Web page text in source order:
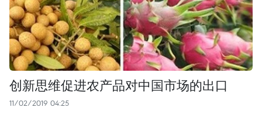
创新思维促进农产品对中国市场的出口
11/02/2019 04:25